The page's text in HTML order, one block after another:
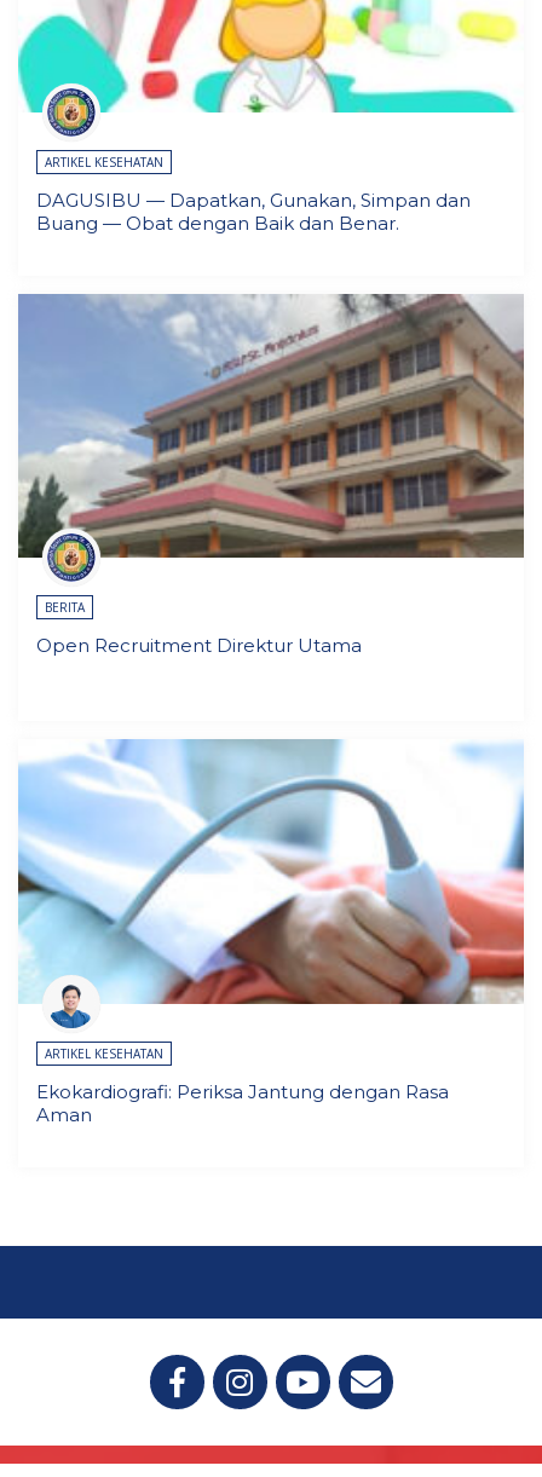
ARTIKEL KESEHATAN
DAGUSIBU — Dapatkan, Gunakan, Simpan dan
Buang — Obat dengan Baik dan Benar.
BERITA
Open Recruitment Direktur Utama
ARTIKEL KESEHATAN
Ekokardiografi: Periksa Jantung dengan Rasa
Aman